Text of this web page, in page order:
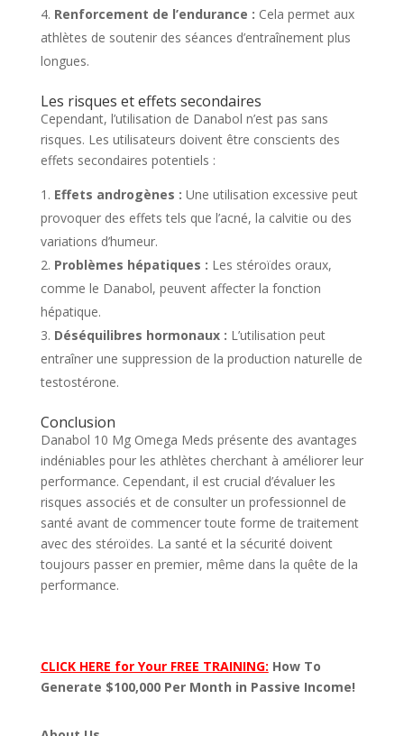
Renforcement de l’endurance : Cela permet aux
athlètes de soutenir des séances d’entraînement plus
longues.
Les risques et effets secondaires
Cependant, l’utilisation de Danabol n’est pas sans
risques. Les utilisateurs doivent être conscients des
effets secondaires potentiels :
Effets androgènes : Une utilisation excessive peut
provoquer des effets tels que l’acné, la calvitie ou des
variations d’humeur.
Problèmes hépatiques : Les stéroïdes oraux,
comme le Danabol, peuvent affecter la fonction
hépatique.
Déséquilibres hormonaux : L’utilisation peut
entraîner une suppression de la production naturelle de
testostérone.
Conclusion
Danabol 10 Mg Omega Meds présente des avantages
indéniables pour les athlètes cherchant à améliorer leur
performance. Cependant, il est crucial d’évaluer les
risques associés et de consulter un professionnel de
santé avant de commencer toute forme de traitement
avec des stéroïdes. La santé et la sécurité doivent
toujours passer en premier, même dans la quête de la
performance.
CLICK HERE for Your FREE TRAINING: How To
Generate $100,000 Per Month in Passive Income!